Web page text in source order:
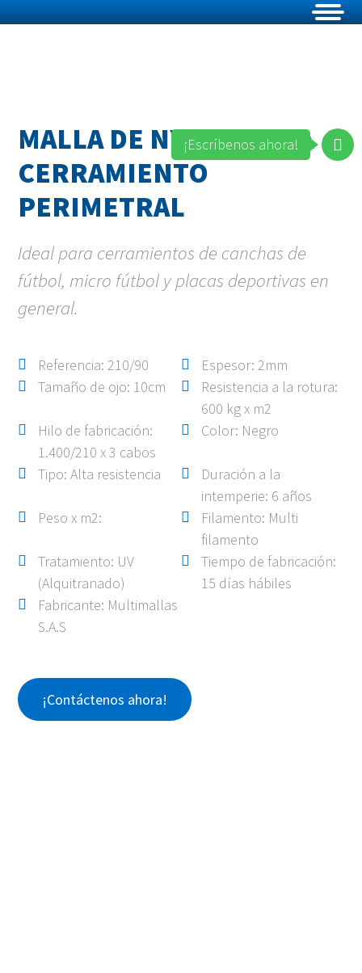
¡Escríbenos ahora!
MALLA DE NYLON PARA
CERRAMIENTO
PERIMETRAL
Ideal para cerramientos de canchas de
fútbol, micro fútbol y placas deportivas en
general.
Referencia: 210/90
Espesor: 2mm
Tamaño de ojo: 10cm
Resistencia a la rotura:
600 kg x m2
Hilo de fabricación:
1.400/210 x 3 cabos
Color: Negro
Tipo: Alta resistencia
Duración a la
intemperie: 6 años
Peso x m2:
Filamento: Multi
filamento
Tratamiento: UV
(Alquitranado)
Tiempo de fabricación:
15 días hábiles
Fabricante: Multimallas
S.A.S
¡Contáctenos ahora!